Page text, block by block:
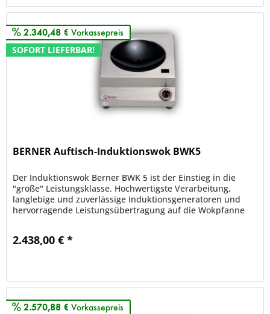
2.340,48 € Vorkassepreis
SOFORT LIEFERBAR!
BERNER Auftisch-Induktionswok BWK5
Der Induktionswok Berner BWK 5 ist der Einstieg in die
"große" Leistungsklasse. Hochwertigste Verarbeitung,
langlebige und zuverlässige Induktionsgeneratoren und
hervorragende Leistungsübertragung auf die Wokpfanne
2.438,00 € *
2.570,88 € Vorkassepreis